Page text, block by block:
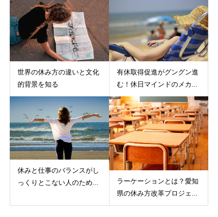
世界の休み方の違いと文化
的背景を知る
有休取得促進がグングン進
む！休日マインドのメカ...
休みと仕事のバランスがし
っくりとこない人のため...
ラーケーションとは？愛知
県の休み方改革プロジェ...